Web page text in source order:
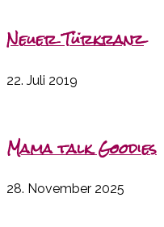
Neuer Türkranz
22. Juli 2019
Mama talk Goodies
28. November 2025